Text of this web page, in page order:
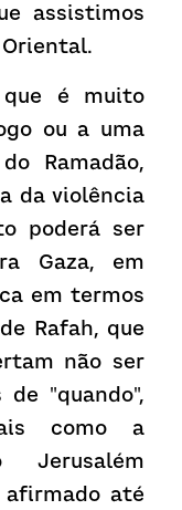
assistimos
é muito
ou a uma
Ramadão,
da violência
poderá ser
Gaza, em
em termos
Rafah, que
não ser
"quando",
como a
Jerusalém
até